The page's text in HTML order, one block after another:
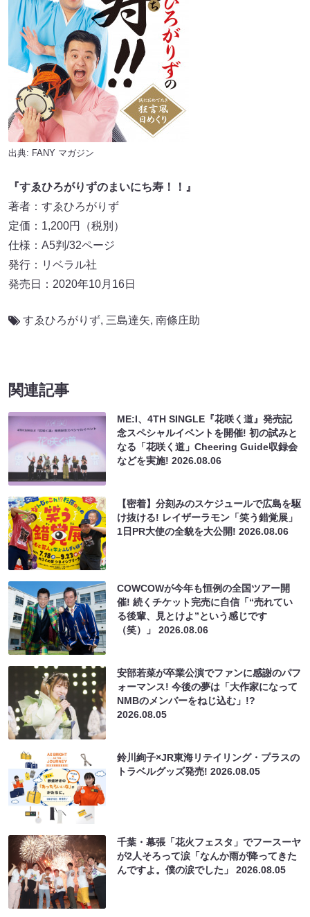
出典: FANY マガジン
『すゑひろがりずのまいにち寿！！』
著者：すゑひろがりず
定価：1,200円（税別）
仕様：A5判/32ページ
発行：リベラル社
発売日：2020年10月16日
すゑひろがりず, 三島達矢, 南條庄助
関連記事
ME:I、4TH SINGLE『花咲く道』発売記
念スペシャルイベントを開催! 初の試みと
なる「花咲く道」Cheering Guide収録会
などを実施!2026.08.06
【密着】分刻みのスケジュールで広島を駆
け抜ける! レイザーラモン「笑う錯覚展」
1日PR大使の全貌を大公開!2026.08.06
COWCOWが今年も恒例の全国ツアー開
催! 続くチケット完売に自信「“売れてい
る後輩、見とけよ”という感じです
（笑）」2026.08.06
安部若菜が卒業公演でファンに感謝のパフ
ォーマンス! 今後の夢は「大作家になって
NMBのメンバーをねじ込む」!?
2026.08.05
鈴川絢子×JR東海リテイリング・プラスの
トラベルグッズ発売!2026.08.05
千葉・幕張「花火フェスタ」でフースーヤ
が2人そろって涙「なんか雨が降ってきた
んですよ。僕の涙でした」2026.08.05